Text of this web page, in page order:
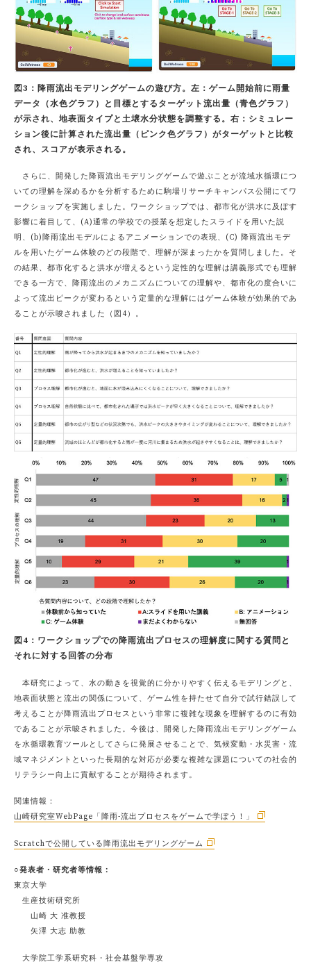
図3：降雨流出モデリングゲームの遊び方。左：ゲーム開始前に雨量
データ（水色グラフ）と目標とするターゲット流出量（青色グラフ）
が示され、地表面タイプと土壌水分状態を調整する。右：シミュレー
ション後に計算された流出量（ピンク色グラフ）がターゲットと比較
され、スコアが表示される。
さらに、開発した降雨流出モデリングゲームで遊ぶことが流域水循環につ
いての理解を深めるかを分析するために駒場リサーチキャンパス公開にてワ
ークショップを実施しました。ワークショップでは、都市化が洪水に及ぼす
影響に着目して、(A)通常の学校での授業を想定したスライドを用いた説
明、(b)降雨流出モデルによるアニメーションでの表現、(C) 降雨流出モデ
ルを用いたゲーム体験のどの段階で、理解が深まったかを質問しました。そ
の結果、都市化すると洪水が増えるという定性的な理解は講義形式でも理解
できる一方で、降雨流出のメカニズムについての理解や、都市化の度合いに
よって流出ピークが変わるという定量的な理解にはゲーム体験が効果的であ
ることが示唆されました（図4）。
図4：ワークショップでの降雨流出プロセスの理解度に関する質問と
それに対する回答の分布
本研究によって、水の動きを視覚的に分かりやすく伝えるモデリングと、
地表面状態と流出の関係について、ゲーム性を持たせて自分で試行錯誤して
考えることが降雨流出プロセスという非常に複雑な現象を理解するのに有効
であることが示唆されました。今後は、開発した降雨流出モデリングゲーム
を水循環教育ツールとしてさらに発展させることで、気候変動・水災害・流
域マネジメントといった長期的な対応が必要な複雑な課題についての社会的
リテラシー向上に貢献することが期待されます。
関連情報：
山崎研究室WebPage「降雨-流出プロセスをゲームで学ぼう！」
Scratchで公開している降雨流出モデリングゲーム
○発表者・研究者等情報：
東京大学
生産技術研究所
山崎 大 准教授
矢澤 大志 助教
大学院工学系研究科・社会基盤学専攻